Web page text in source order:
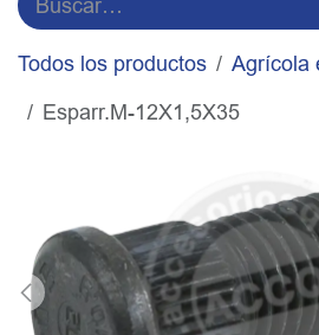
Todos los productos
Agrícola
Esparr.M-12X1,5X35